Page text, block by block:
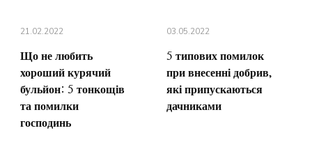
21.02.2022
Що не любить
хороший курячий
бульйон: 5 тонкощів
та помилки
господинь
03.05.2022
5 типових помилок
при внесенні добрив,
які припускаються
дачниками